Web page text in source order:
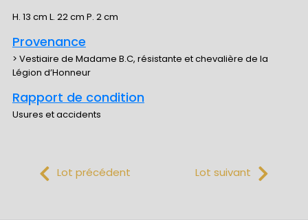
H. 13 cm L. 22 cm P. 2 cm
Provenance
> Vestiaire de Madame B.C, résistante et chevalière de la
Légion d’Honneur
Rapport de condition
Usures et accidents
Lot précédent Lot suivant